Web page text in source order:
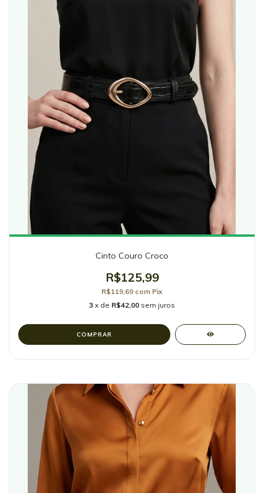
Cinto Couro Croco
R$125,99
R$119,69 com Pix
3 x de R$42,00 sem juros
COMPRAR